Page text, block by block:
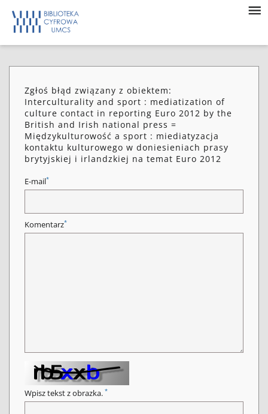
Zgłoś błąd związany z obiektem:
Interculturality and sport : mediatization of
culture contact in reporting Euro 2012 by the
British and Irish national press =
Międzykulturowość a sport : miediatyzacja
kontaktu kulturowego w doniesieniach prasy
brytyjskiej i irlandzkiej na temat Euro 2012
E-mail*
Komentarz*
Wpisz tekst z obrazka. *